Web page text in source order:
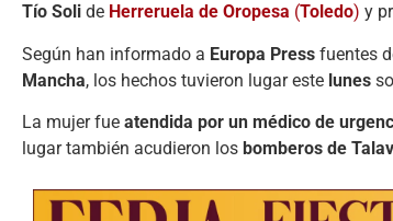
Tío Soli de Herreruela de Oropesa (Toledo) y
Según han informado a Europa Press fuentes
Mancha, los hechos tuvieron lugar este lunes
La mujer fue atendida por un médico de
lugar también acudieron los bomberos de